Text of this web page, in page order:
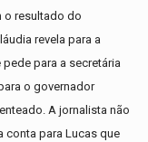
o resultado do
revela para a
para a secretária
o governador
A jornalista não
conta para Lucas que